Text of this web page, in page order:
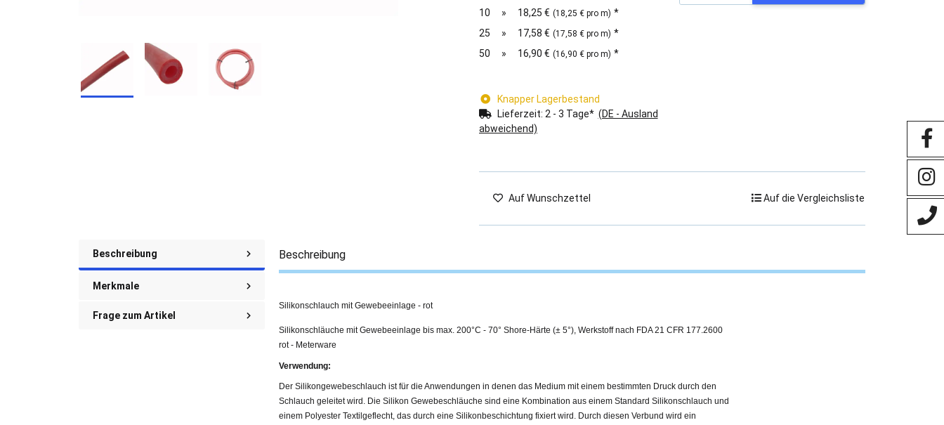
10
» 18,25 € (18,25 € pro m) *
25
» 17,58 € (17,58 € pro m) *
50
» 16,90 € (16,90 € pro m) *
Knapper Lagerbestand
Lieferzeit: 2 - 3 Tage* (DE - Ausland
abweichend)
Auf Wunschzettel Auf die Vergleichsliste
Beschreibung
Merkmale
Frage zum Artikel
Beschreibung
Silikonschlauch mit Gewebeeinlage - rot
Silikonschläuche mit Gewebeeinlage bis max. 200°C - 70° Shore-Härte (± 5°), Werkstoff nach FDA 21 CFR 177.2600
rot - Meterware
Verwendung:
Der Silikongewebeschlauch ist für die Anwendungen in denen das Medium mit einem bestimmten Druck durch den
Schlauch geleitet wird. Die Silikon Gewebeschläuche sind eine Kombination aus einem Standard Silikonschlauch und
einem Polyester Textilgeflecht, das durch eine Silikonbeschichtung fixiert wird. Durch diesen Verbund wird ein